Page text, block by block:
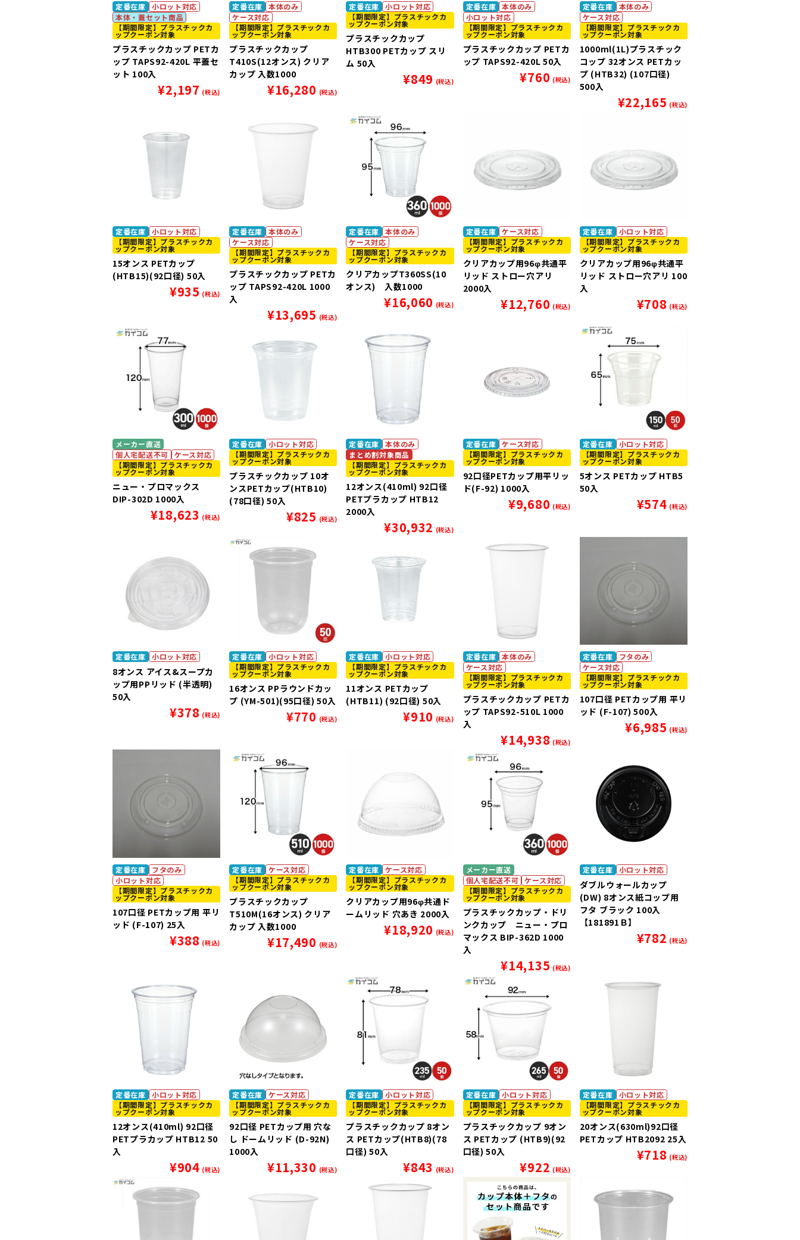
定番在庫
小ロット対応
本体・蓋セット商品
【期間限定】プラスチックカ
ップクーポン対象
プラスチックカップ PETカ
ップ TAPS92-420L 平蓋セ
ット 100入
¥2,197 (税込)
定番在庫
本体のみ
ケース対応
【期間限定】プラスチックカ
ップクーポン対象
プラスチックカップ
T410S(12オンス) クリア
カップ 入数1000
¥16,280 (税込)
定番在庫
小ロット対応
【期間限定】プラスチックカ
ップクーポン対象
プラスチックカップ
HTB300 PETカップ スリ
ム 50入
¥849 (税込)
定番在庫
本体のみ
小ロット対応
【期間限定】プラスチックカ
ップクーポン対象
プラスチックカップ PETカ
ップ TAPS92-420L 50入
¥760 (税込)
定番在庫
本体のみ
ケース対応
【期間限定】プラスチックカ
ップクーポン対象
1000ml(1L)プラスチック
コップ 32オンス PETカッ
プ (HTB32) (107口径)
500入
¥22,165 (税込)
定番在庫
小ロット対応
【期間限定】プラスチックカ
ップクーポン対象
15オンス PETカップ
(HTB15)(92口径) 50入
¥935 (税込)
定番在庫
本体のみ
ケース対応
【期間限定】プラスチックカ
ップクーポン対象
プラスチックカップ PETカ
ップ TAPS92-420L 1000
入
¥13,695 (税込)
定番在庫
本体のみ
ケース対応
【期間限定】プラスチックカ
ップクーポン対象
クリアカップT360SS(10
オンス) 入数1000
¥16,060 (税込)
定番在庫
ケース対応
【期間限定】プラスチックカ
ップクーポン対象
クリアカップ用96φ共通平
リッド ストロー穴アリ
2000入
¥12,760 (税込)
定番在庫
小ロット対応
【期間限定】プラスチックカ
ップクーポン対象
クリアカップ用96φ共通平
リッド ストロー穴アリ 100
入
¥708 (税込)
メーカー直送
個人宅配送不可
ケース対応
【期間限定】プラスチックカ
ップクーポン対象
ニュー・プロマックス
DIP-302D 1000入
¥18,623 (税込)
定番在庫
小ロット対応
【期間限定】プラスチックカ
ップクーポン対象
プラスチックカップ 10オ
ンスPETカップ(HTB10)
(78口径) 50入
¥825 (税込)
定番在庫
本体のみ
まとめ割対象商品
【期間限定】プラスチックカ
ップクーポン対象
12オンス(410ml) 92口径
PETプラカップ HTB12
2000入
¥30,932 (税込)
定番在庫
ケース対応
【期間限定】プラスチックカ
ップクーポン対象
92口径PETカップ用平リッ
ド(F-92) 1000入
¥9,680 (税込)
定番在庫
小ロット対応
【期間限定】プラスチックカ
ップクーポン対象
5オンス PETカップ HTB5
50入
¥574 (税込)
定番在庫 小ロット対応
8オンス アイス&スープカ
ップ用PPリッド (半透明)
50入
¥378 (税込)
定番在庫
小ロット対応
【期間限定】プラスチックカ
ップクーポン対象
16オンス PPラウンドカッ
プ (YM-501)(95口径) 50入
¥770 (税込)
定番在庫
小ロット対応
【期間限定】プラスチックカ
ップクーポン対象
11オンス PETカップ
(HTB11) (92口径) 50入
¥910 (税込)
定番在庫
本体のみ
ケース対応
【期間限定】プラスチックカ
ップクーポン対象
プラスチックカップ PETカ
ップ TAPS92-510L 1000
入
¥14,938 (税込)
定番在庫
フタのみ
ケース対応
【期間限定】プラスチックカ
ップクーポン対象
107口径 PETカップ用 平リ
ッド (F-107) 500入
¥6,985 (税込)
定番在庫
フタのみ
小ロット対応
【期間限定】プラスチックカ
ップクーポン対象
107口径 PETカップ用 平リ
ッド (F-107) 25入
¥388 (税込)
定番在庫
ケース対応
【期間限定】プラスチックカ
ップクーポン対象
プラスチックカップ
T510M(16オンス) クリア
カップ 入数1000
¥17,490 (税込)
定番在庫
ケース対応
【期間限定】プラスチックカ
ップクーポン対象
クリアカップ用96φ共通ド
ームリッド 穴あき 2000入
¥18,920 (税込)
メーカー直送
個人宅配送不可
ケース対応
【期間限定】プラスチックカ
ップクーポン対象
プラスチックカップ・ドリ
ンクカップ ニュー・プロ
マックス BIP-362D 1000
入
¥14,135 (税込)
定番在庫 小ロット対応
ダブルウォールカップ
(DW) 8オンス紙コップ用
フタ ブラック 100入
【181891Ｂ】
¥782 (税込)
定番在庫
小ロット対応
【期間限定】プラスチックカ
ップクーポン対象
12オンス(410ml) 92口径
PETプラカップ HTB12 50
入
¥904 (税込)
定番在庫
ケース対応
【期間限定】プラスチックカ
ップクーポン対象
92口径 PETカップ用 穴な
し ドームリッド (D-92N)
1000入
¥11,330 (税込)
定番在庫
小ロット対応
【期間限定】プラスチックカ
ップクーポン対象
プラスチックカップ 8オン
ス PETカップ(HTB8)(78
口径) 50入
¥843 (税込)
定番在庫
小ロット対応
【期間限定】プラスチックカ
ップクーポン対象
プラスチックカップ 9オン
ス PETカップ (HTB9)(92
口径) 50入
¥922 (税込)
定番在庫
小ロット対応
【期間限定】プラスチックカ
ップクーポン対象
20オンス(630ml)92口径
PETカップ HTB2092 25入
¥718 (税込)